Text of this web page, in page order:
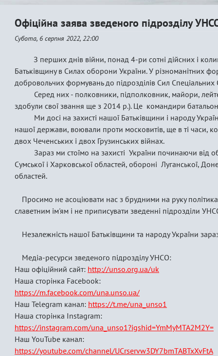
Офіційна заява зведеного підрозділу
Субота, 6 серпня 2022, 22:00
З перших днів війни, понад 4-ри сотні дійсних і
Батьківщину в Силах оборони України. У різноманітних
добровольчих формувань до підрозділів Сил Спеціальних
Серед них - полковники, підполковник, майори,
здобули свої звання ще з 2014 р.). Це командири
Ми досі на захисті нашої Батьківщини і народу
нашої держави, воювали проти московитів, ще в ті часи,
двох Чеченських і двох Грузинських війнах.
Зараз ми стоїмо на захисті України починаючи від
Сумської і Харковської областей, обороні Луганської,
областей.
Просимо не асоціювати нас з брудними на руку
славетним ім'ям і не приписувати зведенні підрозділи
Незалежність нашої Батьківщини та народу України
Медіа-ресурси зведеного підрозділу УНСО:
Наш офіційний сайт: http://unso.org.ua/uk
Наша сторінка Facebook:
https://m.facebook.com/una.unso.ua/
Наш Telegram канал: https://t.me/una_unso1
Наша сторінка Instagram:
https://instagram.com/una_unso1?igshid=YmMyMTA2M2Y=
Наш YouTube канал:
https://youtube.com/channel/UCrservw3DY7bmTABTxXvFtA